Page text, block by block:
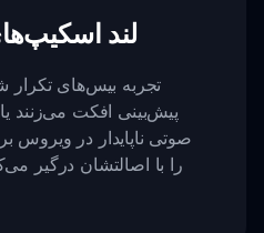
لند
تجربه بیس‌های تکرار
پیش‌بینی افکت می‌زنند
صوتی ناپایدار در ویروس
را با اصالتشان درگیر